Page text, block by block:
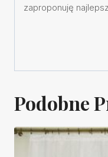
zaproponuję
Podobne